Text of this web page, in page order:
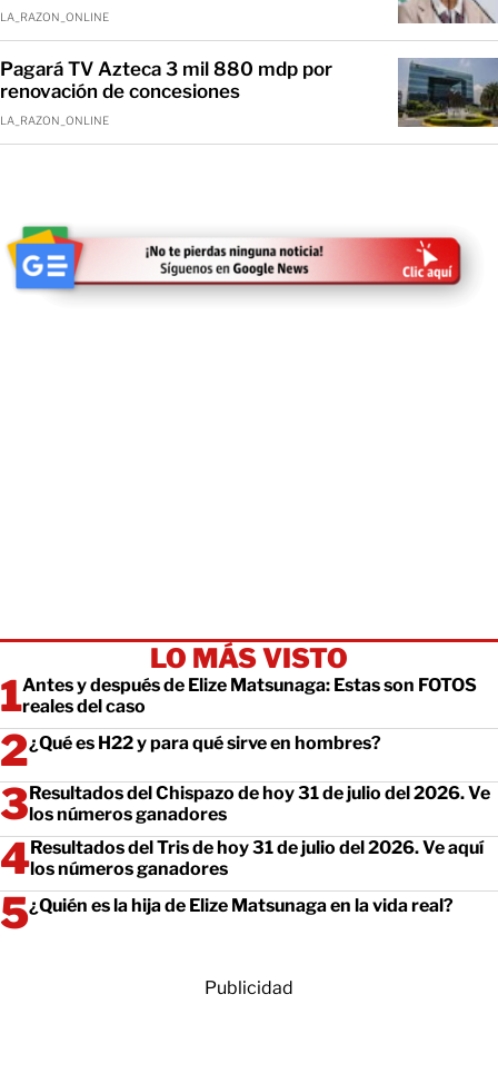
LA_RAZON_ONLINE
Pagará TV Azteca 3 mil 880 mdp por
renovación de concesiones
LA_RAZON_ONLINE
LO MÁS VISTO
Antes y después de Elize Matsunaga: Estas son FOTOS
reales del caso
¿Qué es H22 y para qué sirve en hombres?
Resultados del Chispazo de hoy 31 de julio del 2026. Ve
los números ganadores
Resultados del Tris de hoy 31 de julio del 2026. Ve aquí
los números ganadores
¿Quién es la hija de Elize Matsunaga en la vida real?
Publicidad